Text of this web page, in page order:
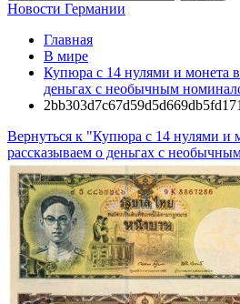
Новости Германии
Главная
В мире
Купюра с 14 нулями и монета
деньгах с необычным
Вернуться к "Купюра с 14 нулями и
рассказываем о деньгах с